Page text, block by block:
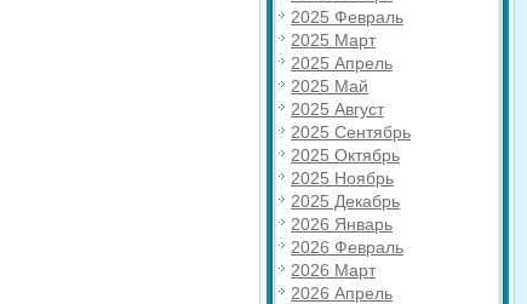
2025 Февраль
2025 Март
2025 Апрель
2025 Май
2025 Август
2025 Сентябрь
2025 Октябрь
2025 Ноябрь
2025 Декабрь
2026 Январь
2026 Февраль
2026 Март
2026 Апрель